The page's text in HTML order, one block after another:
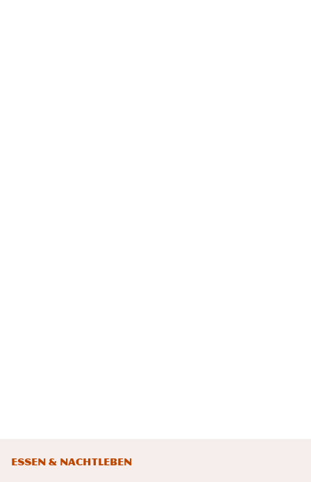
Essen & Nachtleben